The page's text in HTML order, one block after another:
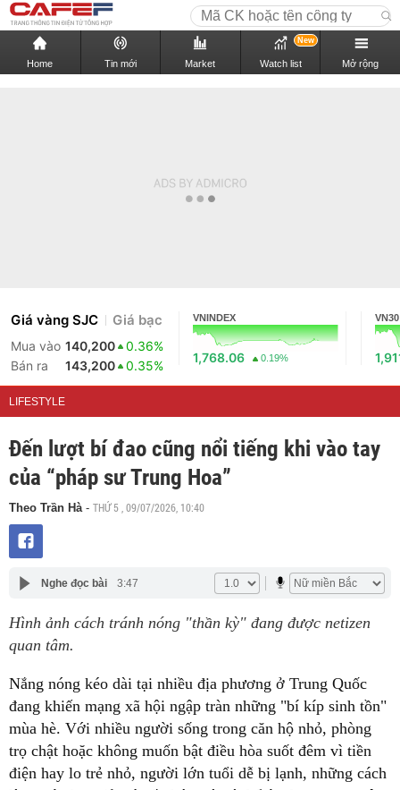
Home Tin mới Market Watch list
New
Mở rộng
Giá vàng SJC Giá bạc
Mua vào 140,200
0.36%
Bán ra
143,200 0.35%
VNINDEX
1,768.06 0.19%
VN30
LIFESTYLE
Đến lượt bí đao cũng nổi tiếng khi vào tay
của “pháp sư Trung Hoa”
Theo Trần Hà - THỨ 5 , 09/07/2026, 10:40
Nghe đọc bài 3:47
Hình ảnh cách tránh nóng "thần kỳ" đang được netizen
quan tâm.
Nắng nóng kéo dài tại nhiều địa phương ở Trung Quốc
đang khiến mạng xã hội ngập tràn những "bí kíp sinh tồn"
mùa hè. Với nhiều người sống trong căn hộ nhỏ, phòng
trọ chật hoặc không muốn bật điều hòa suốt đêm vì tiền
điện hay lo trẻ nhỏ, người lớn tuổi dễ bị lạnh, những cách